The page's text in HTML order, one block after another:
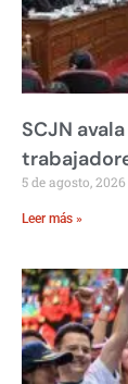
SCJN
5 de agosto, 2026
Leer más »